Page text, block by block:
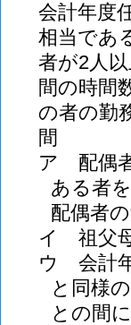
会計年度
相当であ
者が2人
間の時間
の者の勤
間
ア
配偶
ある者
配偶者
イ
祖父
ウ
会計
と同様
との間